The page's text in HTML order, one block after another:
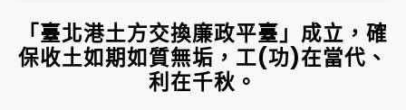
「臺北港土方交換廉政平臺」成立，確
保收土如期如質無垢，工(功)在當代、
利在千秋。